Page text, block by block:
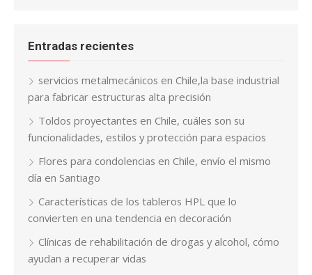
Entradas recientes
servicios metalmecánicos en Chile,la base industrial
para fabricar estructuras alta precisión
Toldos proyectantes en Chile, cuáles son su
funcionalidades, estilos y protección para espacios
Flores para condolencias en Chile, envío el mismo
día en Santiago
Características de los tableros HPL que lo
convierten en una tendencia en decoración
Clínicas de rehabilitación de drogas y alcohol, cómo
ayudan a recuperar vidas